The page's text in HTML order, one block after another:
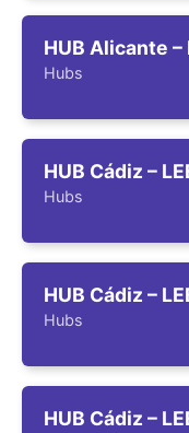
HUB Alicante
Hubs
HUB Cádiz –
Hubs
HUB Cádiz –
Hubs
HUB Cádiz –